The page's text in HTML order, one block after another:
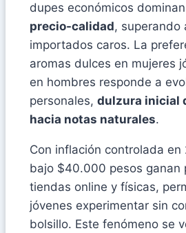
dupes económicos
precio-calidad, superando
importados caros. La
aromas dulces en mujeres
en hombres responde a
personales, dulzura inicial
hacia notas naturales.
Con inflación controlada en
bajo $40.000 pesos ganan
tiendas online y físicas,
jóvenes experimentar sin
bolsillo. Este fenómeno se